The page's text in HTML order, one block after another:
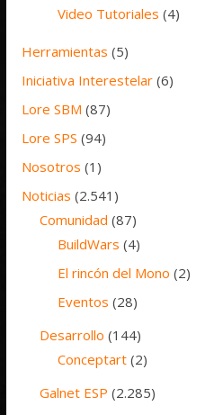
Video Tutoriales (4)
Herramientas (5)
Iniciativa Interestelar (6)
Lore SBM (87)
Lore SPS (94)
Nosotros (1)
Noticias (2.541)
Comunidad (87)
BuildWars (4)
El rincón del Mono (2)
Eventos (28)
Desarrollo (144)
Conceptart (2)
Galnet ESP (2.285)